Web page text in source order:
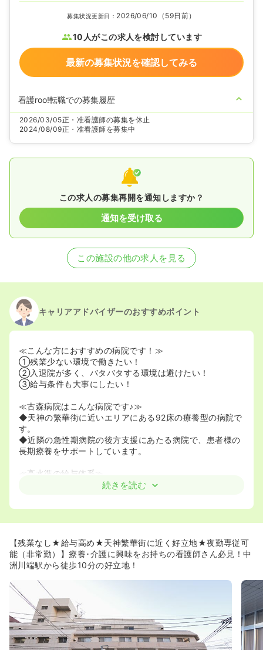
募集状況更新日： 2026/06/10（59日前）
10人がこの求人を検討しています
最新の募集状況を確認してみる
看護roo!転職での募集履歴
2026/03/05正・准看護師の募集を休止
2024/08/09正・准看護師を募集中
この求人の募集再開を通知しますか？
通知を受け取る
この施設の他の求人を見る
キャリアアドバイザーのおすすめポイント
≪こんな方におすすめの病院です！≫
①残業少ない環境で働きたい！
②入退院が多く、バタバタする環境は避けたい！
③給与条件も大事にしたい！
≪古森病院はこんな病院です♪≫
◆天神の繁華街に近いエリアにある92床の療養型の病院で
す。
◆近隣の急性期病院の後方支援にあたる病院で、患者様の
長期療養をサポートしています。
≪高水準の給与体系≫
◆正看護師資格をお持ちの方は4,006,000円 ～ /年、准看
高水準となっております！
◆残業があまりないので、仕事が終わった後の時間を買い
物やプライベートの時間に有効活用できます！
続きを読む
【残業なし★給与高め★天神繁華街に近く好立地★夜勤専従可
能（非常勤）】療養･介護に興味をお持ちの看護師さん必見！中
洲川端駅から徒歩10分の好立地！